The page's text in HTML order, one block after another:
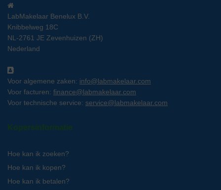
LabMakelaar Benelux B.V.
Knibbelweg 18C
NL-2761 JE Zevenhuizen (ZH)
Nederland
Voor algemene zaken: info@labmakelaar.com
Voor facturen: finance@labmakelaar.com
Voor technische service: service@labmakelaar.com
Kopersinformatie
Hoe kan ik zoeken?
Hoe kan ik kopen?
Hoe kan ik betalen?